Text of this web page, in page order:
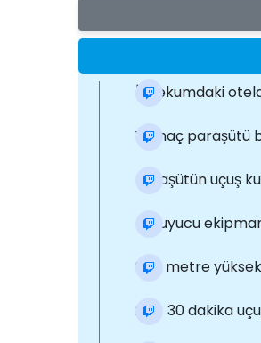
İncekumdaki
Yamaç paraşütü
Paraşütün uçuş
Koruyucu
800 metre
25 - 30 dakika